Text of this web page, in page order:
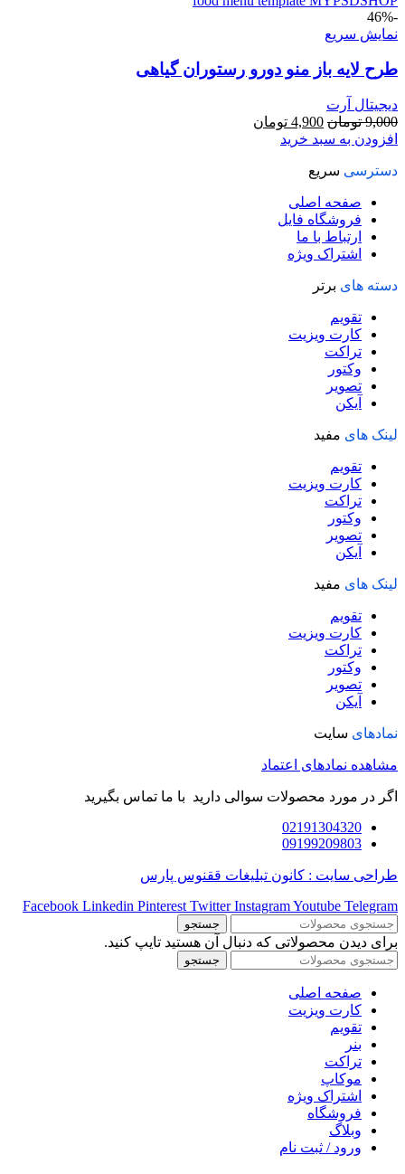
-46%
نمایش سریع
طرح لایه باز منو دورو رستوران گیاهی
دیجیتال آرت
9,000 تومان قیمت
اصلی
بود.
4,900 تومان
افزودن به سبد خرید
دسترسی سریع
صفحه اصلی
فروشگاه فایل
ارتباط با ما
اشتراک ویژه
دسته های برتر
تقویم
کارت ویزیت
تراکت
وکتور
تصویر
آیکن
لینک های مفید
تقویم
کارت ویزیت
تراکت
وکتور
تصویر
آیکن
لینک های مفید
تقویم
کارت ویزیت
تراکت
وکتور
تصویر
آیکن
نمادهای سایت
مشاهده نمادهای اعتماد
اگر در مورد محصولات سوالی دارید با ما تماس بگیرید
02191304320
09199209803
طراحی سایت : کانون تبلیغات ققنوس پارس
Facebook Linkedin Pinterest Twitter InstagramYoutube Telegram
جستجو
برای دیدن محصولاتی که دنبال آن هستید تایپ کنید.
جستجو
صفحه اصلی
کارت ویزیت
تقویم
بنر
تراکت
موکاپ
اشتراک ویژه
فروشگاه
وبلاگ
ورود / ثبت نام